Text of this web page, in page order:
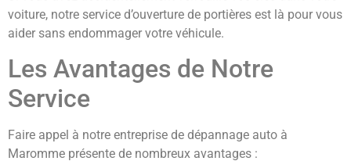
voiture, notre service d’ouverture de portières est là pour vous
aider sans endommager votre véhicule.
Les Avantages de Notre
Service
Faire appel à notre entreprise de dépannage auto à
Maromme présente de nombreux avantages :